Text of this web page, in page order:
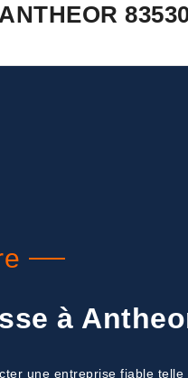
à
une entreprise fiable